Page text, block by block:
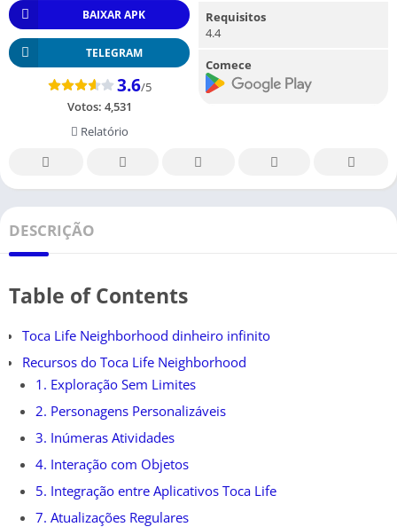
BAIXAR APK
TELEGRAM
3.6/5
Votos: 4,531
Relatório
Requisitos
4.4
Comece
DESCRIÇÃO
Table of Contents
Toca Life Neighborhood dinheiro infinito
Recursos do Toca Life Neighborhood
1. Exploração Sem Limites
2. Personagens Personalizáveis
3. Inúmeras Atividades
4. Interação com Objetos
5. Integração entre Aplicativos Toca Life
7. Atualizações Regulares